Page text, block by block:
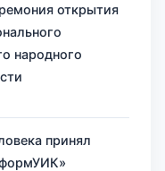
открытия
народного
принял